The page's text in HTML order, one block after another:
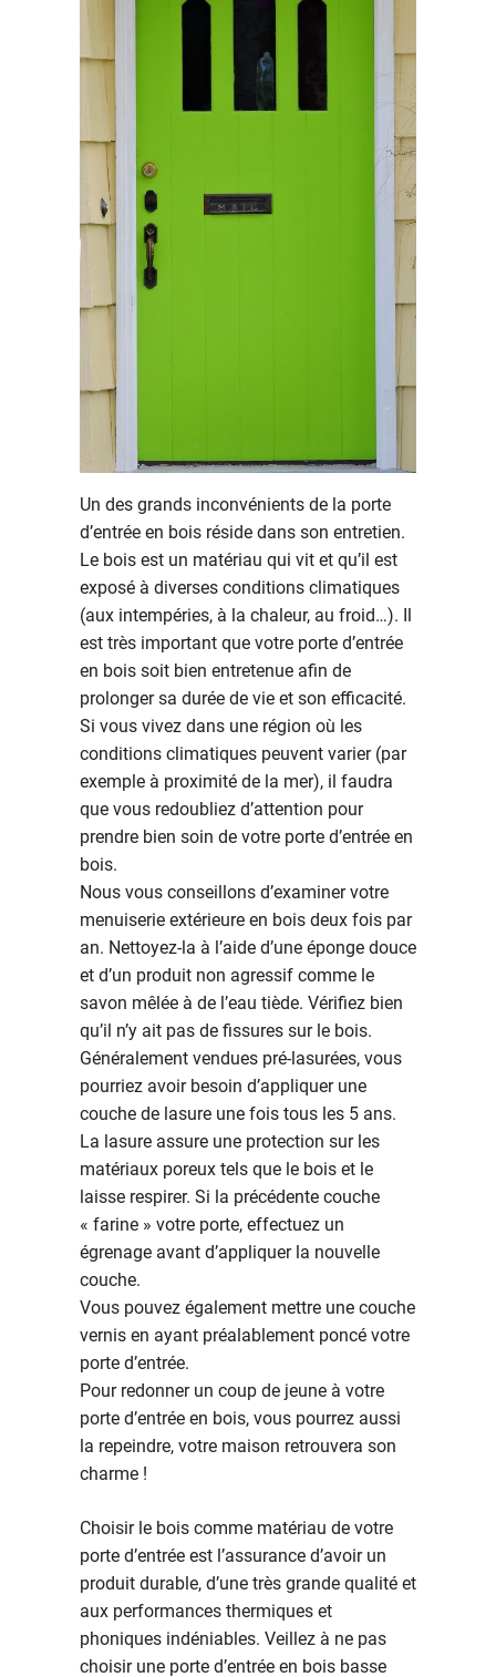
Un des grands inconvénients de la porte
d’entrée en bois réside dans son entretien.
Le bois est un matériau qui vit et qu’il est
exposé à diverses conditions climatiques
(aux intempéries, à la chaleur, au froid…). Il
est très important que votre porte d’entrée
en bois soit bien entretenue afin de
prolonger sa durée de vie et son efficacité.
Si vous vivez dans une région où les
conditions climatiques peuvent varier (par
exemple à proximité de la mer), il faudra
que vous redoubliez d’attention pour
prendre bien soin de votre porte d’entrée en
bois.
Nous vous conseillons d’examiner votre
menuiserie extérieure en bois deux fois par
an. Nettoyez-la à l’aide d’une éponge douce
et d’un produit non agressif comme le
savon mêlée à de l’eau tiède. Vérifiez bien
qu’il n’y ait pas de fissures sur le bois.
Généralement vendues pré-lasurées, vous
pourriez avoir besoin d’appliquer une
couche de lasure une fois tous les 5 ans.
La lasure assure une protection sur les
matériaux poreux tels que le bois et le
laisse respirer. Si la précédente couche
« farine » votre porte, effectuez un
égrenage avant d’appliquer la nouvelle
couche.
Vous pouvez également mettre une couche
vernis en ayant préalablement poncé votre
porte d’entrée.
Pour redonner un coup de jeune à votre
porte d’entrée en bois, vous pourrez aussi
la repeindre, votre maison retrouvera son
charme !
Choisir le bois comme matériau de votre
porte d’entrée est l’assurance d’avoir un
produit durable, d’une très grande qualité et
aux performances thermiques et
phoniques indéniables. Veillez à ne pas
choisir une porte d’entrée en bois basse